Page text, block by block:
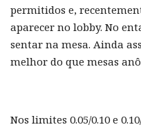
permitidos e,
aparecer no lobby. No
sentar na mesa. Ainda
melhor do que mesas
Nos limites 0.05/0.10 e